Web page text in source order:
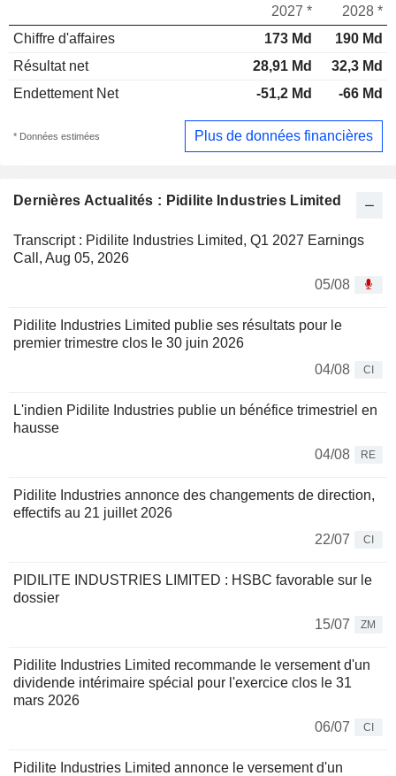
Dernières Actualités : Pidilite Industries Limited
Transcript : Pidilite Industries Limited, Q1 2027 Earnings
Call, Aug 05, 2026
05/08
Pidilite Industries Limited publie ses résultats pour le
premier trimestre clos le 30 juin 2026
04/08
CI
L'indien Pidilite Industries publie un bénéfice trimestriel en
hausse
04/08
RE
Pidilite Industries annonce des changements de direction,
effectifs au 21 juillet 2026
22/07
CI
PIDILITE INDUSTRIES LIMITED : HSBC favorable sur le
dossier
15/07
ZM
Pidilite Industries Limited recommande le versement d'un
dividende intérimaire spécial pour l'exercice clos le 31
mars 2026
06/07
CI
Pidilite Industries Limited annonce le versement d'un
2027 *
2028 *
Chiffre d'affaires
173 Md
190 Md
Résultat net
28,91 Md
32,3 Md
Endettement Net
-51,2 Md -66 Md
* Données estimées Plus de données financières